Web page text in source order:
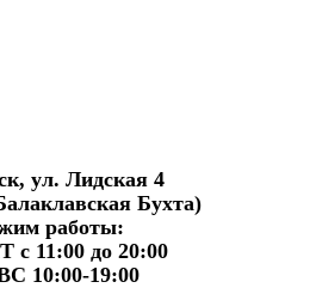
ул. Лидская 4
Бухта)
работы:
11:00 до 20:00
10:00-19:00